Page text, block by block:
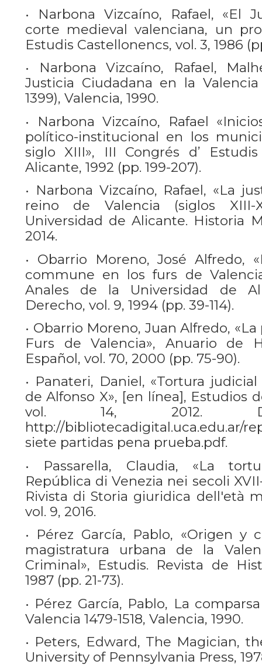
• Narbona Vizcaíno, Rafael, «El
corte medieval valenciana, un
Estudis Castellonencs, vol. 3, 1986
• Narbona Vizcaíno, Rafael,
Justicia Ciudadana en la
1399), Valencia, 1990.
• Narbona Vizcaíno, Rafael
político-institucional en los
siglo XIII», III Congrés d’
Alicante, 1992 (pp. 199-207).
• Narbona Vizcaíno, Rafael, «La
reino de Valencia (siglos XIII-
Universidad de Alicante. Historia
2014.
• Obarrio Moreno, José Alfredo,
commune en los furs de
Anales de la Universidad de
Derecho, vol. 9, 1994 (pp. 39-114).
• Obarrio Moreno, Juan Alfredo,
Furs de Valencia», Anuario de
Español, vol. 70, 2000 (pp. 75-90).
• Panateri, Daniel, «Tortura
de Alfonso X», [en línea], Estudios
vol. 14, 2012.
http://bibliotecadigital.uca.edu.ar/
siete partidas pena prueba.pdf.
• Passarella, Claudia, «La
República di Venezia nei secoli
Rivista di Storia giuridica dell'età
vol. 9, 2016.
• Pérez García, Pablo, «Origen y
magistratura urbana de la
Criminal», Estudis. Revista de
1987 (pp. 21-73).
• Pérez García, Pablo, La
Valencia 1479-1518, Valencia, 1990.
• Peters, Edward, The Magician,
University of Pennsylvania Press,